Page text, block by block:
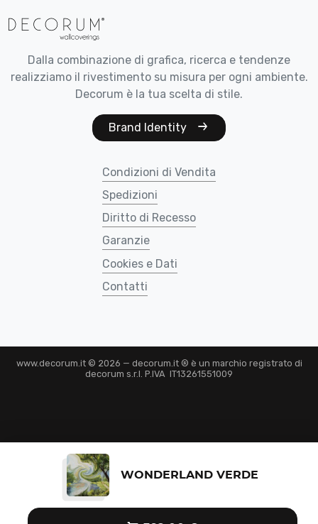
WONDERLAND VERDE
Dalla combinazione di grafica, ricerca e tendenze
realizziamo il rivestimento su misura per ogni ambiente.
Decorum è la tua scelta di stile.
Brand Identity
Condizioni di Vendita
Spedizioni
Diritto di Recesso
Garanzie
Cookies e Dati
Contatti
www.decorum.it © 2026 — decorum.it ® è un marchio registrato di
decorum s.r.l. P.IVA IT13261551009